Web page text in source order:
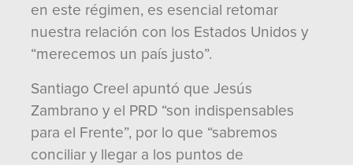
en este régimen, es esencial retomar
nuestra relación con los Estados Unidos y
“merecemos un país justo”.
Santiago Creel apuntó que Jesús
Zambrano y el PRD “son indispensables
para el Frente”, por lo que “sabremos
conciliar y llegar a los puntos de